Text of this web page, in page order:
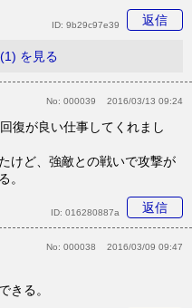
返信
ID: 9b29c97e39
を見る
No: 000039 2016/03/13 09:24
復が良い仕事してくれまし
けど、強敵との戦いで攻撃が
。
返信
ID: 016280887a
No: 000038 2016/03/09 09:47
きる。